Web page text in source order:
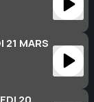
MARS